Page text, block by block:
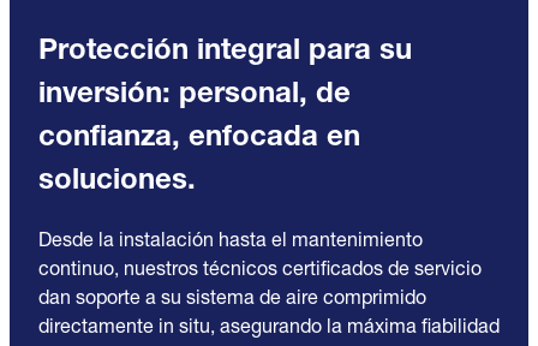
Protección integral para su
inversión: personal, de
confianza, enfocada en
soluciones.
Desde la instalación hasta el mantenimiento
continuo, nuestros técnicos certificados de servicio
dan soporte a su sistema de aire comprimido
directamente in situ, asegurando la máxima fiabilidad